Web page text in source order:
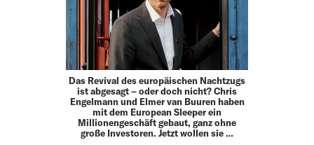
Das Revival des europäischen Nachtzugs
ist abgesagt – oder doch nicht? Chris
Engelmann und Elmer van Buuren haben
mit dem European Sleeper ein
Millionengeschäft gebaut, ganz ohne
große Investoren. Jetzt wollen sie …